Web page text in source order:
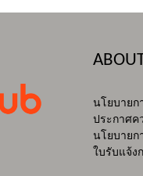
นโยบาย
ประกาศค
นโยบายก
ใบรับแจ้ง